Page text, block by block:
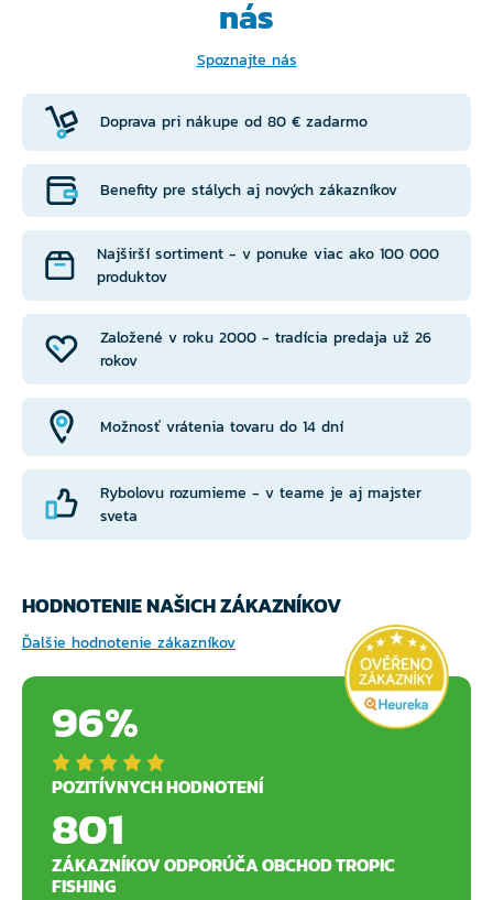
nás
Spoznajte nás
Doprava pri nákupe od 80 € zadarmo
Založené v roku 2000 - tradícia predaja už 26
rokov
Benefity pre stálych aj nových zákazníkov
Možnosť vrátenia tovaru do 14 dní
Najširší sortiment - v ponuke viac ako 100 000
produktov
Rybolovu rozumieme - v teame je aj majster
sveta
HODNOTENIE NAŠICH ZÁKAZNÍKOV
Ďalšie hodnotenie zákazníkov
96%
POZITÍVNYCH HODNOTENÍ
801
ZÁKAZNÍKOV ODPORÚČA OBCHOD TROPIC
FISHING